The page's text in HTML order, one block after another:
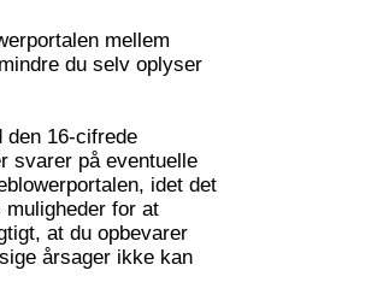
mellem
du selv oplyser
den 16-cifrede
svarer på eventuelle
idet det
muligheder for at
at du opbevarer
årsager ikke kan